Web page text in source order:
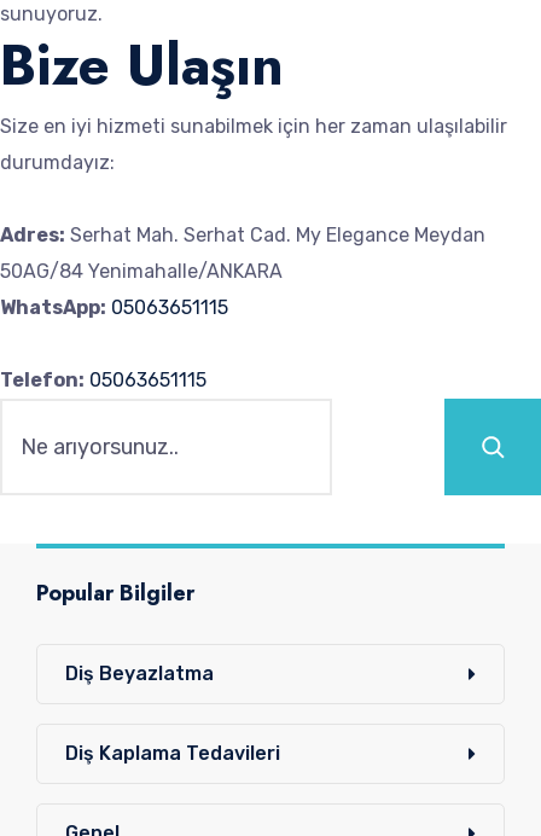
sunuyoruz.
Bize Ulaşın
Size en iyi hizmeti sunabilmek için her zaman ulaşılabilir
durumdayız:
Adres: Serhat Mah. Serhat Cad. My Elegance Meydan
50AG/84 Yenimahalle/ANKARA
WhatsApp: 05063651115
Telefon: 05063651115
Popular Bilgiler
Diş Beyazlatma
Diş Kaplama Tedavileri